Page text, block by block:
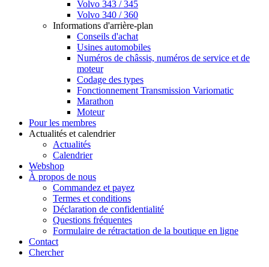
Volvo 343 / 345
Volvo 340 / 360
Informations d'arrière-plan
Conseils d'achat
Usines automobiles
Numéros de châssis, numéros de service et de
moteur
Codage des types
Fonctionnement Transmission Variomatic
Marathon
Moteur
Pour les membres
Actualités et calendrier
Actualités
Calendrier
Webshop
À propos de nous
Commandez et payez
Termes et conditions
Déclaration de confidentialité
Questions fréquentes
Formulaire de rétractation de la boutique en ligne
Contact
Chercher